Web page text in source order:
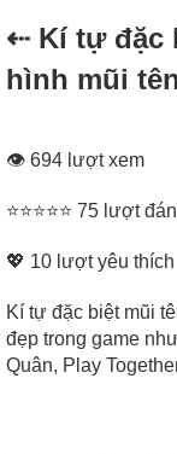
⇠ Kí tự đặc
hình mũi
👁 694 lượt xem
⭐⭐⭐⭐⭐ 75 lượt
💖 10 lượt yêu thích
Kí tự đặc biệt mũi
đẹp trong game
Quân, Play